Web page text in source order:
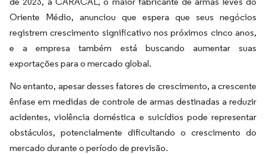
Oriente Médio, anunciou que espera que seus negócios
registrem crescimento significativo nos próximos cinco anos,
e a empresa também está buscando aumentar suas
exportações para o mercado global.
​No entanto, apesar desses fatores de crescimento, a crescente
ênfase em medidas de controle de armas destinadas a reduzir
acidentes, violência doméstica e suicídios pode representar
obstáculos, potencialmente dificultando o crescimento do
mercado durante o período de previsão.